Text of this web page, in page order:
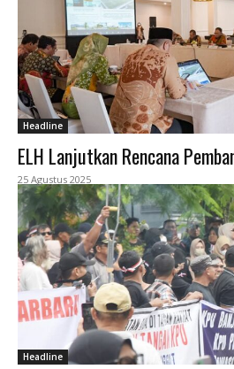
Headline
ELH Lanjutkan Rencana
25 Agustus 2025
Headline